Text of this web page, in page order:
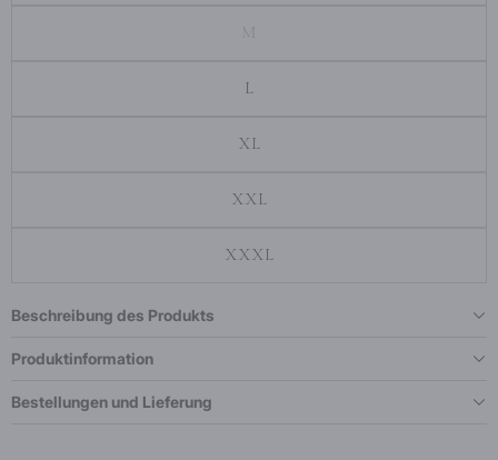
M
L
XL
XXL
XXXL
Beschreibung des Produkts
Produktinformation
Bestellungen und Lieferung